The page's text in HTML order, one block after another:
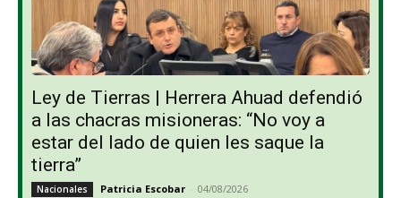
Ley de Tierras | Herrera Ahuad defendió
a las chacras misioneras: “No voy a
estar del lado de quien les saque la
tierra”
Nacionales Patricia Escobar - 04/08/2026